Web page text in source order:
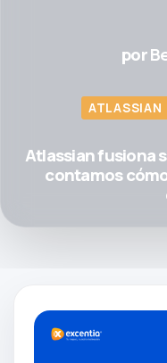
por
ATLASSIAN
Atlassian fusiona
contamos